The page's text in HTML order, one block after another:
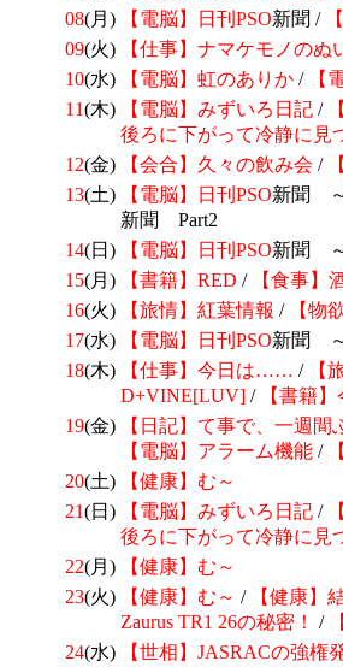
08(月) 【電脳】日刊 PSO新聞 /
09(火) 【仕事】ナマケモノのぬ
10(水) 【電脳】虹のありか / 【
11(木) 【電脳】みずいろ日記 /
後ろに下がって冷静に見
12(金) 【会合】久々の飲み会 /
13(土) 【電脳】日刊 PSO新聞
新聞 Part2
14(日) 【電脳】日刊 PSO新聞
15(月) 【書籍】RED /
【食事】
16(火) 【旅情】紅葉情報 / 【物
17(水) 【電脳】日刊 PSO新聞
18(木) 【仕事】今日は…… / 【
D+VINE[LUV] / 【書籍
19(金) 【日記】 て事で、一週間
【電脳】アラーム機能 /
20(土)
【健康】む～
21(日) 【電脳】みずいろ日記 /
後ろに下がって冷静に見
22(月)
【健康】む～
23(火) 【健康】む～ / 【健康】
Zaurus TR1 26の秘密！
/
24(水) 【世相】 JASRACの強権